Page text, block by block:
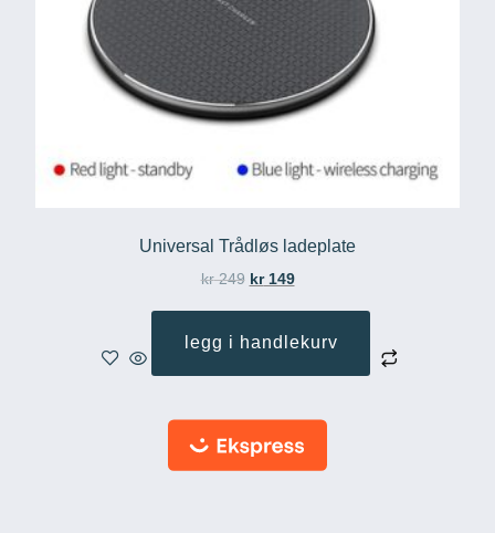
Universal Trådløs ladeplate
kr249 kr149
legg i handlekurv